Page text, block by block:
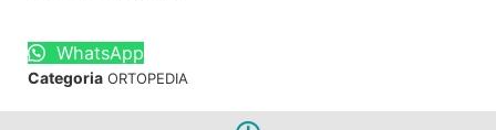
WhatsApp
Categoria ORTOPEDIA